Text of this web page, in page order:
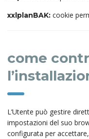
xxlplanBAK: cookie
come
L’Utente può gestire
impostazioni del suo
configurata per